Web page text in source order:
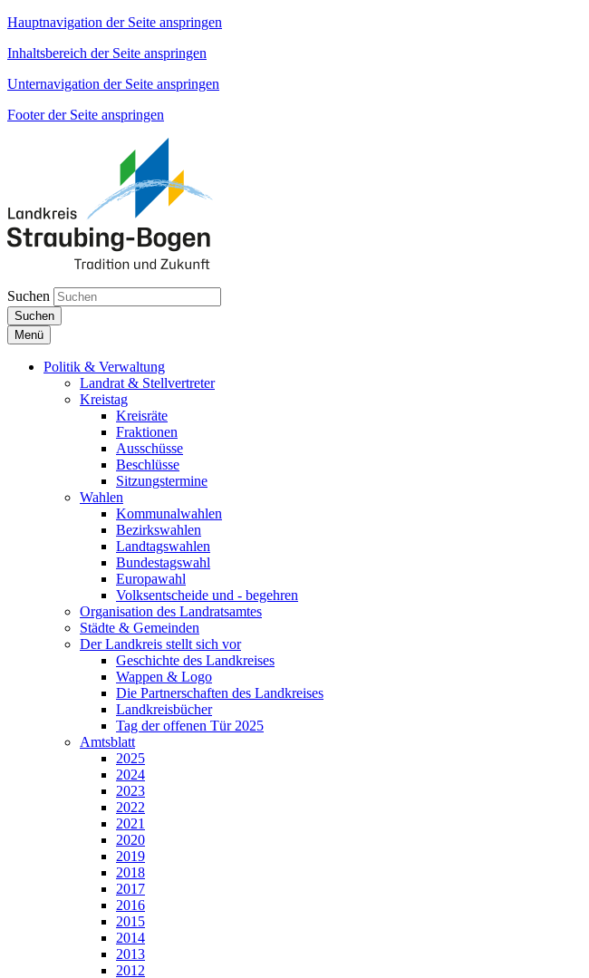
Hauptnavigation der Seite anspringen
Inhaltsbereich der Seite anspringen
Unternavigation der Seite anspringen
Footer der Seite anspringen
Suchen
Suchen
Menü
Politik & Verwaltung
Landrat & Stellvertreter
Kreistag
Kreisräte
Fraktionen
Ausschüsse
Beschlüsse
Sitzungstermine
Wahlen
Kommunalwahlen
Bezirkswahlen
Landtagswahlen
Bundestagswahl
Europawahl
Volksentscheide und - begehren
Organisation des Landratsamtes
Städte & Gemeinden
Der Landkreis stellt sich vor
Geschichte des Landkreises
Wappen & Logo
Die Partnerschaften des Landkreises
Landkreisbücher
Tag der offenen Tür 2025
Amtsblatt
2025
2024
2023
2022
2021
2020
2019
2018
2017
2016
2015
2014
2013
2012